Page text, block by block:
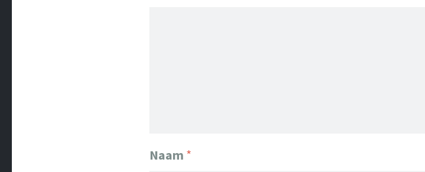
Naam *